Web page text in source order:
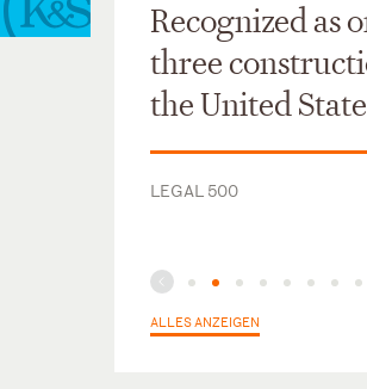
Recognized as
three
the United
LEGAL 500
ALLES ANZEIGEN